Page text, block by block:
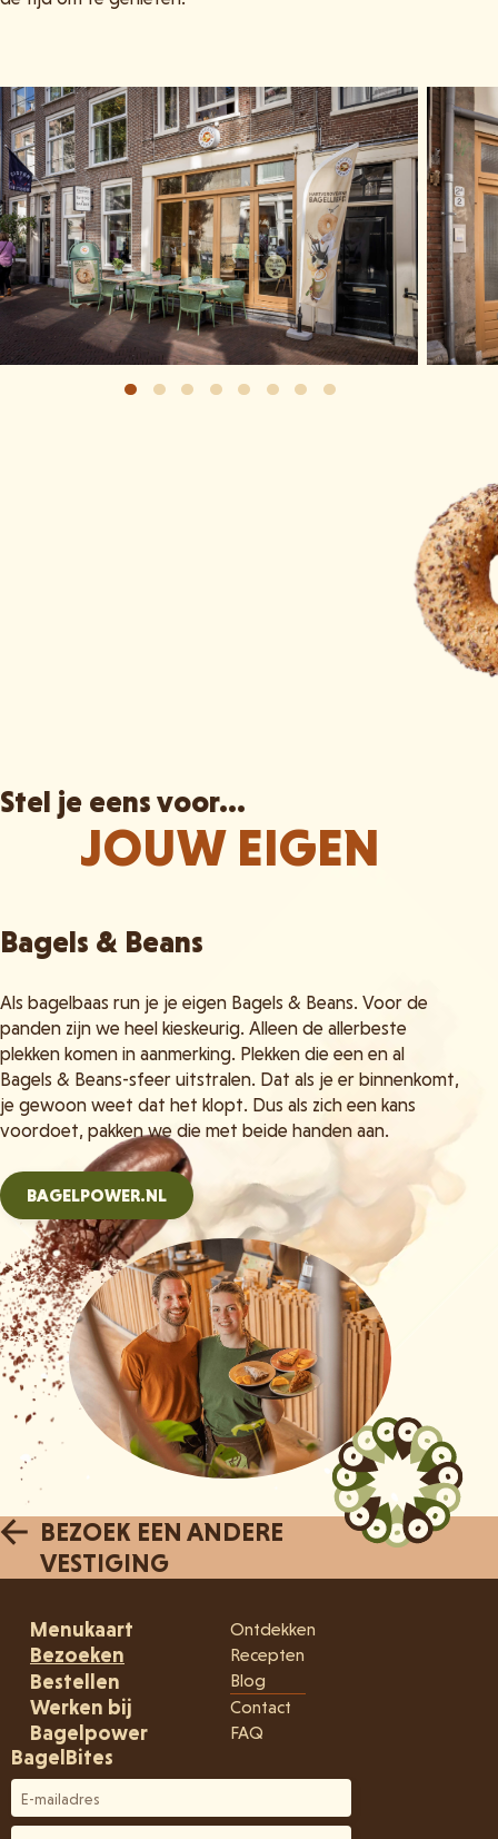
Stel je eens voor...
JOUW EIGEN
Bagels & Beans
Als bagelbaas run je je eigen Bagels & Beans. Voor de
panden zijn we heel kieskeurig. Alleen de allerbeste
plekken komen in aanmerking. Plekken die een en al
Bagels & Beans-sfeer uitstralen. Dat als je er binnenkomt,
je gewoon weet dat het klopt. Dus als zich een kans
voordoet, pakken we die met beide handen aan.
BAGELPOWER.NL
BEZOEK EEN ANDERE
VESTIGING
Menukaart
Bezoeken
Bestellen
Werken bij
Bagelpower
Ontdekken
Recepten
Blog
Contact
FAQ
BagelBites